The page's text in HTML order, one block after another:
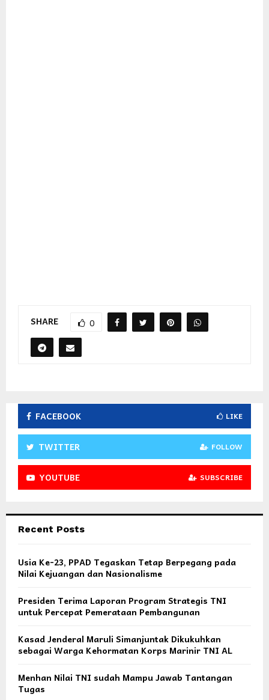
SHARE 0
FACEBOOK LIKE
TWITTER FOLLOW
YOUTUBE SUBSCRIBE
Recent Posts
Usia Ke-23, PPAD Tegaskan Tetap Berpegang pada
Nilai Kejuangan dan Nasionalisme
Presiden Terima Laporan Program Strategis TNI
untuk Percepat Pemerataan Pembangunan
Kasad Jenderal Maruli Simanjuntak Dikukuhkan
sebagai Warga Kehormatan Korps Marinir TNI AL
Menhan Nilai TNI sudah Mampu Jawab Tantangan
Tugas